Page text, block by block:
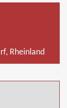
Rheinland